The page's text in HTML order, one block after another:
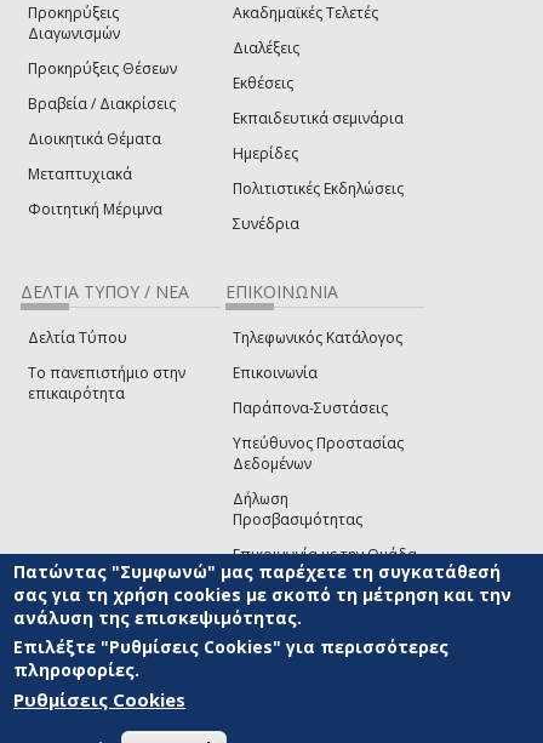
Προκηρύξεις
Διαγωνισμών
Προκηρύξεις Θέσεων
Βραβεία / Διακρίσεις
Διοικητικά Θέματα
Μεταπτυχιακά
Φοιτητική Μέριμνα
Ακαδημαϊκές Τελετές
Διαλέξεις
Εκθέσεις
Εκπαιδευτικά σεμινάρια
Ημερίδες
Πολιτιστικές Εκδηλώσεις
Συνέδρια
ΔΕΛΤΙΑ ΤΥΠΟΥ / ΝΕΑ
Δελτία Τύπου
Το πανεπιστήμιο στην
επικαιρότητα
ΕΠΙΚΟΙΝΩΝΙΑ
Τηλεφωνικός Κατάλογος
Επικοινωνία
Παράπονα-Συστάσεις
Υπεύθυνος Προστασίας
Δεδομένων
Δήλωση
Προσβασιμότητας
Επικοινωνία με την Ομάδα
Ανάπτυξης του site(link sends e-mail)
© ΠΑΝΕΠΙΣΤΗΜΙΟ ΑΙΓΑΙΟΥ ΟΡΟΙ ΧΡΗΣΗΣ
ΑΝΑΠΤΥΞΗΣ
Πατώντας "Συμφωνώ" μας παρέχετε τη συγκατάθεσή
σας για τη χρήση cookies με σκοπό τη μέτρηση και την
ανάλυση της επισκεψιμότητας.
Επιλέξτε "Ρυθμίσεις Cookies" για περισσότερες
πληροφορίες.
Ρυθμίσεις Cookies